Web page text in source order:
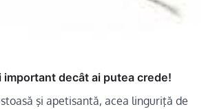
important decât ai putea crede!
şi apetisantă, acea linguriţă de